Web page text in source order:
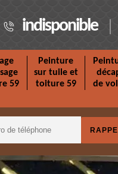
indisponible
59
Peinture
sur tuile et
toiture 59
de